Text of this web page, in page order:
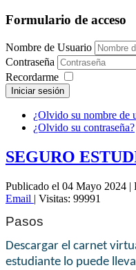
Formulario de acceso
Nombre de Usuario
Contraseña
Recordarme
Iniciar sesión
¿Olvido su nombre de
¿Olvido su contraseña?
SEGURO
Publicado el 04 Mayo 2024 |
Email | Visitas: 99991
Pasos
Descargar el carnet
estudiante lo puede